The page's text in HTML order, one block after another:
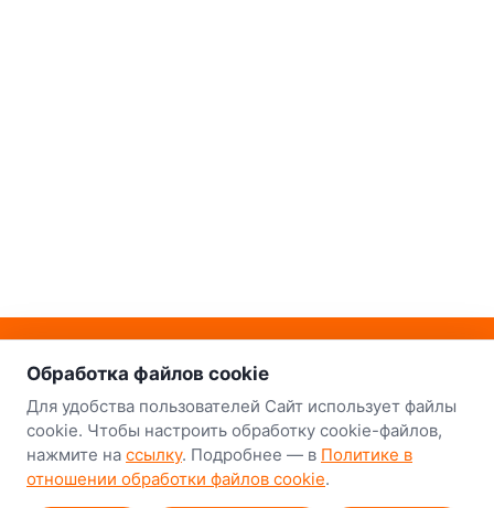
о нас
Наш склад-магазин:
Минск
8-й Путепроводный переулок, 5
GPS53.924752, 27.489820
Обработка файлов cookie
Для удобства пользователей Сайт использует файлы
cookie. Чтобы настроить обработку cookie-файлов,
нажмите на ссылку. Подробнее — в Политике в
отношении обработки файлов cookie.